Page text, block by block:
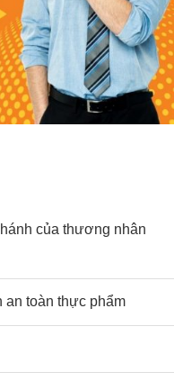
của thương nhân
an toàn thực phẩm